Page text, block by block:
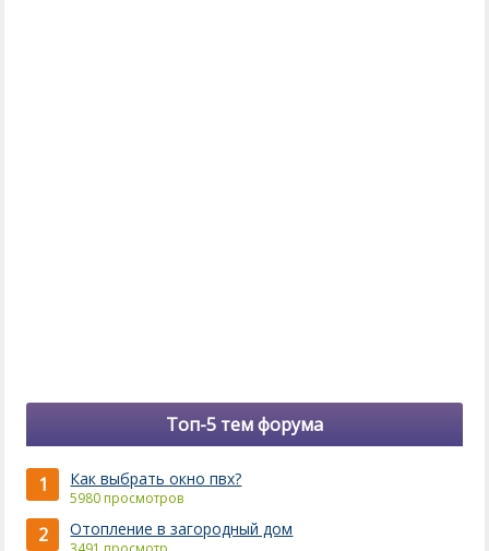
Топ-5 тем форума
1 Как выбрать окно пвх?
5980 просмотров
2 Отопление в загородный дом